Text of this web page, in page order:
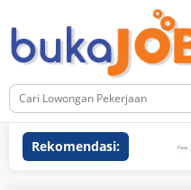
ke
konten
Rekomendasi: